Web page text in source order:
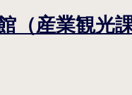
（産業観光